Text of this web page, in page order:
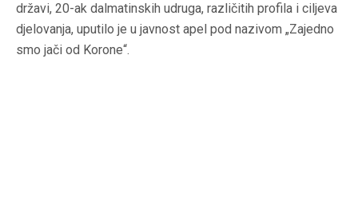
državi, 20-ak dalmatinskih udruga, različitih profila i ciljeva
djelovanja, uputilo je u javnost apel pod nazivom „Zajedno
smo jači od Korone“.